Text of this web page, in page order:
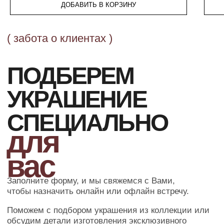
ДОБАВИТЬ В КОРЗИНУ
Добавьте товар в корзину и введите
свои контактные данные
во всплывающем окне
Наш менеджер свяжется с Вами
ПОДТВЕРЖДЕНИЕ